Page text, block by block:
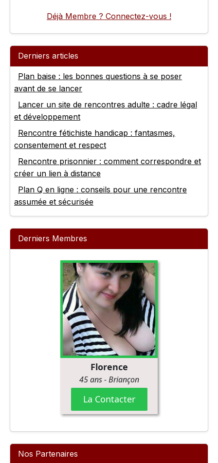
Déjà Membre ? Connectez-vous !
Derniers articles
Plan baise : les bonnes questions à se poser
avant de se lancer
Lancer un site de rencontres adulte : cadre légal
et développement
Rencontre fétichiste handicap : fantasmes,
consentement et respect
Rencontre prisonnier : comment correspondre et
créer un lien à distance
Plan Q en ligne : conseils pour une rencontre
assumée et sécurisée
Derniers Membres
Nos Partenaires